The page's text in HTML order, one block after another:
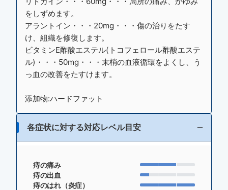
をしずめます。
アラントイン・・・20mg・・・傷の治りをたす
け、組織を修復します。
ビタミンE酢酸エステル(トコフェロール酢酸エステ
ル)・・・50mg・・・末梢の血液循環をよくし、う
っ血の改善をたすけます。
添加物:ハードファット
各症状に対する対応レベル目安
痔の痛み
痔の出血
痔のはれ（炎症）